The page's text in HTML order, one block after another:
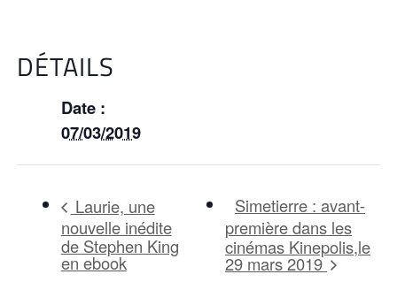
DÉTAILS
Date :
07/03/2019
Laurie, une
nouvelle inédite
de Stephen King
en ebook
Simetierre : avant-
première dans les
cinémas Kinepolis,le
29 mars 2019